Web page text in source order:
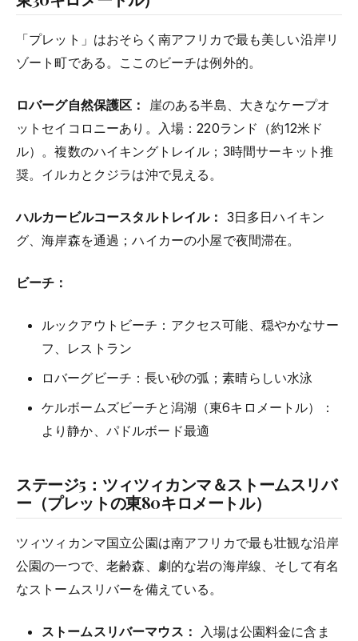
「プレット」はおそらく南アフリカで最も美しい沿岸リ
ゾート町である。ここのビーチは例外的。
ロバーグ自然保護区：
崖のある半島、大きなケープオ
ットセイコロニーあり。入場：220ランド（約12米ド
ル）。複数のハイキングトレイル；3時間サーキット推
奨。イルカとクジラは沖で見える。
ハルカービルコースタルトレイル： 3日多日ハイキン
グ、海岸森を通過；ハイカーの小屋で夜間滞在。
ビーチ：
ルックアウトビーチ：アクセス可能、穏やかなサー
フ、レストラン
ロバーグビーチ：長い砂の弧；素晴らしい水泳
ケルボームズビーチと潟湖（東6キロメートル）：
より静か、パドルボード最適
ステージ5：ツィツィカンマ＆ストームスリバ
ー（プレットの東80キロメートル）
ツィツィカンマ国立公園は南アフリカで最も壮観な沿岸
公園の一つで、老齢森、劇的な岩の海岸線、そして有名
なストームスリバーを備えている。
ストームスリバーマウス：
入場は公園料金に含ま